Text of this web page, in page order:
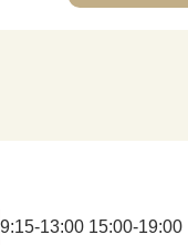
9:15-13:00 15:00-19:00